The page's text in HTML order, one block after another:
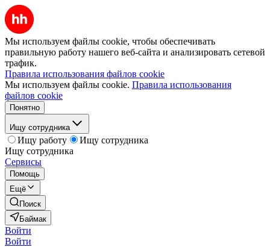
Мы используем файлы cookie, чтобы обеспечивать
правильную работу нашего веб-сайта и анализировать сетевой
трафик.
Правила использования файлов cookie
Мы используем файлы cookie. Правила использования
файлов cookie
Понятно
Ищу сотрудника
Ищу работу
Ищу сотрудника
Ищу сотрудника
Сервисы
Помощь
Ещё
Поиск
Баймак
Войти
Войти